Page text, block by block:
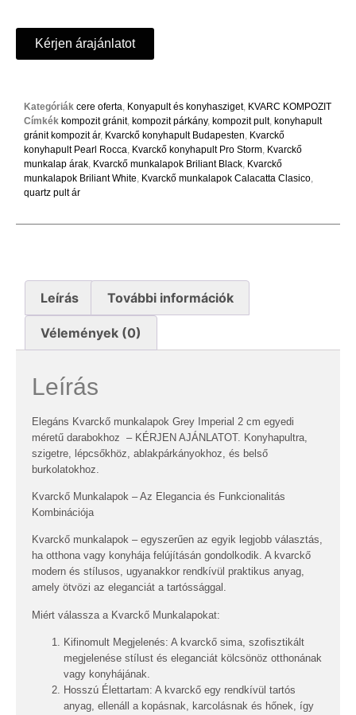
Kérjen árajánlatot
Kategóriák cere oferta, Konyapult és konyhasziget, KVARC KOMPOZIT
Címkék kompozit gránit, kompozit párkány, kompozit pult, konyhapult
gránit kompozit ár, Kvarckő konyhapult Budapesten, Kvarckő
konyhapult Pearl Rocca, Kvarckő konyhapult Pro Storm, Kvarckő
munkalap árak, Kvarckő munkalapok Briliant Black, Kvarckő
munkalapok Briliant White, Kvarckő munkalapok Calacatta Clasico,
quartz pult ár
Leírás További információk
Vélemények (0)
Leírás
Elegáns Kvarckő munkalapok Grey Imperial 2 cm egyedi
méretű darabokhoz – KÉRJEN AJÁNLATOT. Konyhapultra,
szigetre, lépcsőkhöz, ablakpárkányokhoz, és belső
burkolatokhoz.
Kvarckő Munkalapok – Az Elegancia és Funkcionalitás
Kombinációja
Kvarckő munkalapok – egyszerűen az egyik legjobb választás,
ha otthona vagy konyhája felújításán gondolkodik. A kvarckő
modern és stílusos, ugyanakkor rendkívül praktikus anyag,
amely ötvözi az eleganciát a tartóssággal.
Miért válassza a Kvarckő Munkalapokat:
Kifinomult Megjelenés: A kvarckő sima, szofisztikált
megjelenése stílust és eleganciát kölcsönöz otthonának
vagy konyhájának.
Hosszú Élettartam: A kvarckő egy rendkívül tartós
anyag, ellenáll a kopásnak, karcolásnak és hőnek, így